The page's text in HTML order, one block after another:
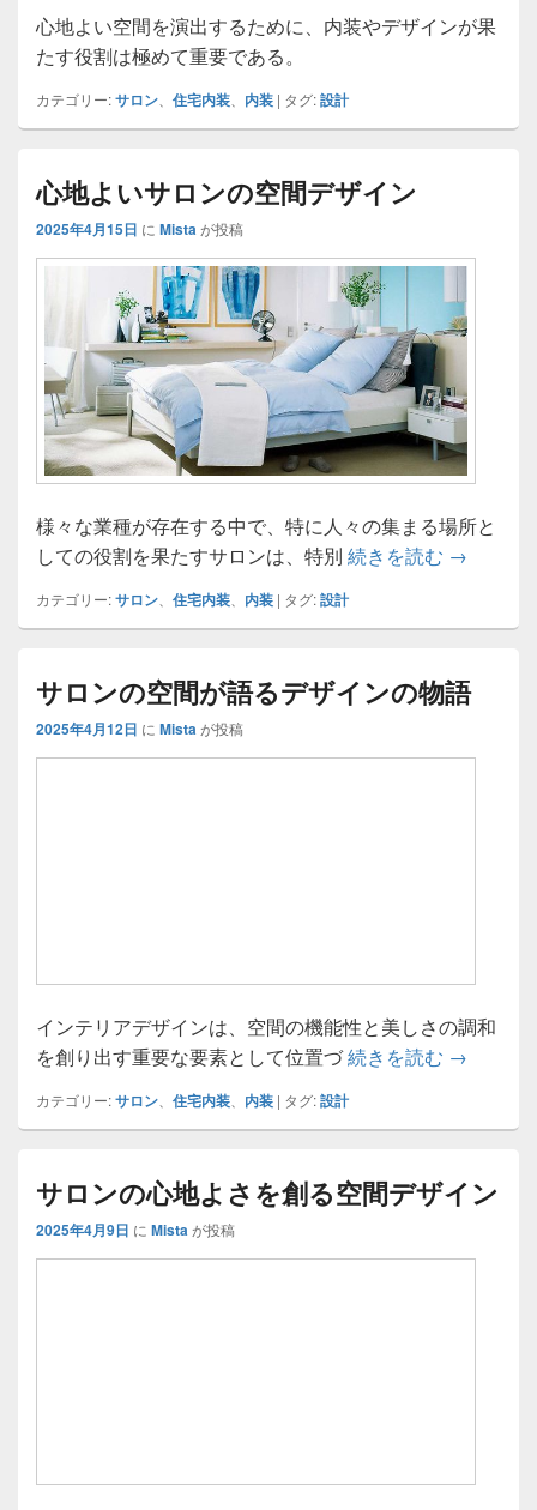
心地よい空間を演出するために、内装やデザインが果
たす役割は極めて重要である。
カテゴリー:サロン 住宅内装 内装 | タグ:設計
心地よいサロンの空間デザイン
2025年4月15日 に Mistaが投稿
様々な業種が存在する中で、特に人々の集まる場所と
しての役割を果たすサロンは、特別 続きを読む 心地よい
→
カテゴリー:サロン 住宅内装 内装 | タグ:設計
サロンの空間が語るデザインの物語
2025年4月12日 に Mistaが投稿
インテリアデザインは、空間の機能性と美しさの調和
を創り出す重要な要素として位置づ続きを読む サロンの
→
カテゴリー:サロン 住宅内装 内装 | タグ:設計
サロンの心地よさを創る空間デザイン
2025年4月9日 に Mistaが投稿